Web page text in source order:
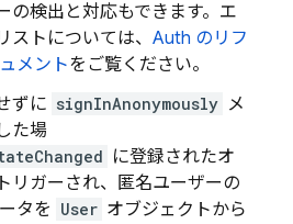
の検出と対応もできます。エ
ストについては、 Auth のリフ
メントをご覧ください。
ずに signInAnonymously メ
た場
に登録されたオ
リガーされ、匿名ユーザーの
タを User オブジェクトから